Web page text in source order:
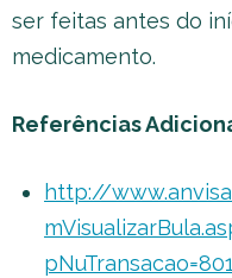
ser feitas antes do
medicamento.
Referências
http://